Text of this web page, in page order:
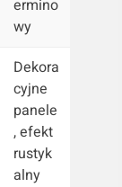
ermino
wy
Dekora
cyjne
panele
, efekt
rustyk
alny